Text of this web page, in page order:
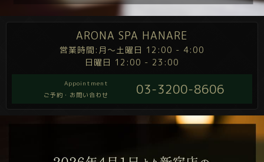
ARONA SPA HANARE
営業時間:月～土曜日 12:00 - 4:00
日曜日 12:00 - 23:00
Appointment
ご予約・お問い合わせ
03-3200-8606